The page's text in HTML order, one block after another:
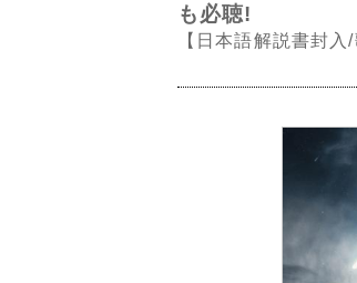
も必聴!
【日本語解説書封入